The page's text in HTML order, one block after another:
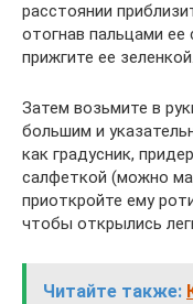
расстоянии
отогнав пальцами
прижгите ее зеленкой.
Затем возьмите в
большим и
как градусник,
салфеткой (можно
приоткройте ему
чтобы открылись
Читайте также: